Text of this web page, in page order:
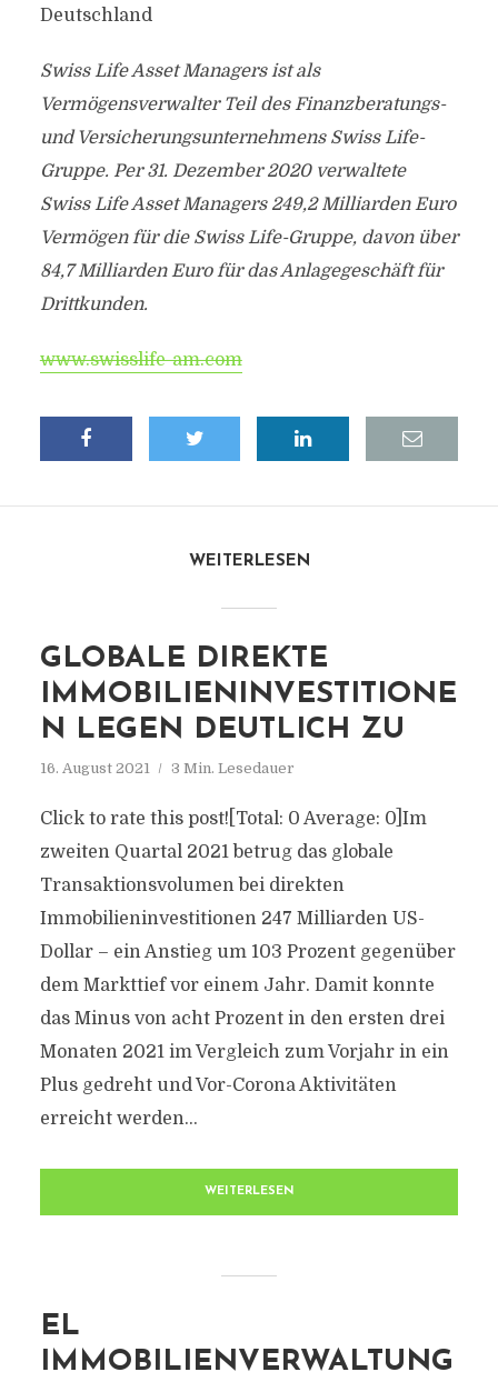
Deutschland
Swiss Life Asset Managers ist als
Vermögensverwalter Teil des Finanzberatungs-
und Versicherungsunternehmens Swiss Life-
Gruppe. Per 31. Dezember 2020 verwaltete
Swiss Life Asset Managers 249,2 Milliarden Euro
Vermögen für die Swiss Life-Gruppe, davon über
84,7 Milliarden Euro für das Anlagegeschäft für
Drittkunden.
www.swisslife-am.com
WEITERLESEN
GLOBALE DIREKTE
IMMOBILIENINVESTITIONE
N LEGEN DEUTLICH ZU
16. August 2021 3 Min. Lesedauer
Click to rate this post![Total: 0 Average: 0]Im
zweiten Quartal 2021 betrug das globale
Transaktionsvolumen bei direkten
Immobilieninvestitionen 247 Milliarden US-
Dollar – ein Anstieg um 103 Prozent gegenüber
dem Markttief vor einem Jahr. Damit konnte
das Minus von acht Prozent in den ersten drei
Monaten 2021 im Vergleich zum Vorjahr in ein
Plus gedreht und Vor-Corona Aktivitäten
erreicht werden...
WEITERLESEN
EL
IMMOBILIENVERWALTUNG